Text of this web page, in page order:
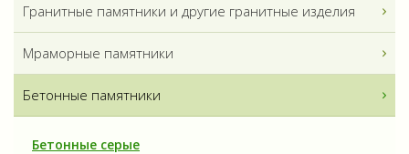
Гранитные памятники и другие гранитные изделия
Мраморные памятники
Бетонные памятники
Бетонные серые